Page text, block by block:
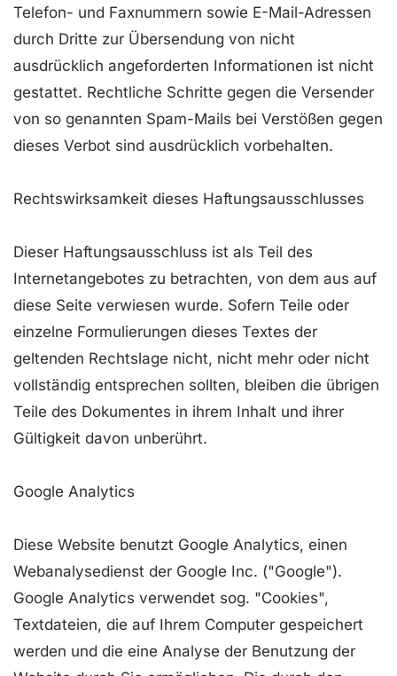
Telefon- und Faxnummern sowie E-Mail-Adressen
durch Dritte zur Übersendung von nicht
ausdrücklich angeforderten Informationen ist nicht
gestattet. Rechtliche Schritte gegen die Versender
von so genannten Spam-Mails bei Verstößen gegen
dieses Verbot sind ausdrücklich vorbehalten.
Rechtswirksamkeit dieses Haftungsausschlusses
Dieser Haftungsausschluss ist als Teil des
Internetangebotes zu betrachten, von dem aus auf
diese Seite verwiesen wurde. Sofern Teile oder
einzelne Formulierungen dieses Textes der
geltenden Rechtslage nicht, nicht mehr oder nicht
vollständig entsprechen sollten, bleiben die übrigen
Teile des Dokumentes in ihrem Inhalt und ihrer
Gültigkeit davon unberührt.
Google Analytics
Diese Website benutzt Google Analytics, einen
Webanalysedienst der Google Inc. ("Google").
Google Analytics verwendet sog. "Cookies",
Textdateien, die auf Ihrem Computer gespeichert
werden und die eine Analyse der Benutzung der